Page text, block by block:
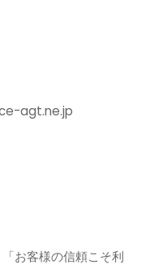
agt.ne.jp
お客様の信頼こそ利